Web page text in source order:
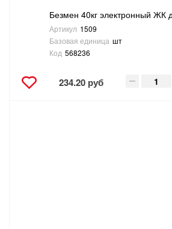
Безмен 40кг электронный ЖК
Артикул 1509
Базовая единица шт
Код 568236
234.20 руб